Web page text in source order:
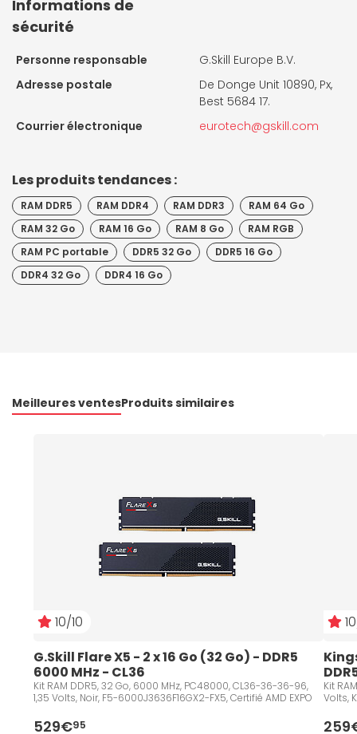
Informations de
sécurité
Personne responsable
G.Skill Europe B.V.
Adresse postale
De Donge Unit 10890, Px,
Best 5684 17.
Courrier électronique
eurotech@gskill.com
Les produits tendances :
RAM DDR5 RAM DDR4 RAM DDR3
RAM 64 Go
RAM 32 Go
RAM 16 Go RAM 8 Go
RAM RGB
RAM PC portable
DDR5 32 Go
DDR5 16 Go
DDR4 32 Go
DDR4 16 Go
Meilleures ventesProduits similaires
10/10
G.Skill Flare X5 - 2 x 16 Go (32 Go) - DDR5
6000 MHz - CL36
Kit RAM DDR5, 32 Go, 6000 MHz, PC48000, CL36-36-36-96,
1,35 Volts, Noir, F5-6000J3636F16GX2-FX5, Certifié AMD EXPO
529€95
Kit
Volts,